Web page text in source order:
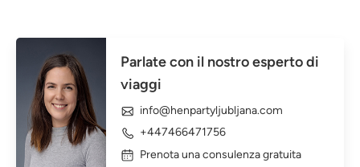
Parlate con il nostro esperto di
viaggi
info@henpartyljubljana.com
+447466471756
Prenota una consulenza gratuita